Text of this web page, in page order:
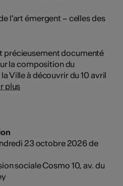
l’art émergent – celles des
précieusement documenté
la composition du
Ville à découvrir du 10 avril
plus
23 octobre 2026 de
sociale Cosmo 10, av. du